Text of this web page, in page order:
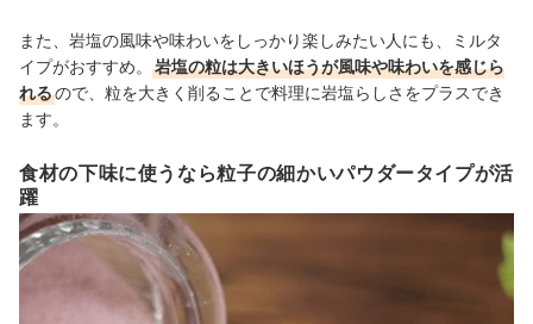
また、岩塩の風味や味わいをしっかり楽しみたい人にも、ミルタ
イプがおすすめ。
岩塩の粒は大きいほうが風味や味わいを感じら
れるので、粒を大きく削ることで料理に岩塩らしさをプラスでき
ます。
食材の下味に使うなら粒子の細かいパウダータイプが活
躍